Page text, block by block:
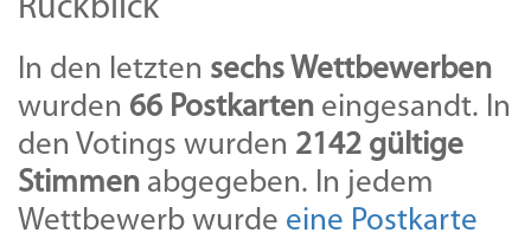
Rückblick
In den letzten sechs Wettbewerben
wurden 66 Postkarten eingesandt. In
den Votings wurden 2142 gültige
Stimmen abgegeben. In jedem
Wettbewerb wurde eine Postkarte